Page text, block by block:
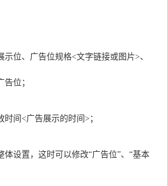
示位、广告位规格<文字链接或图片>、
位；
时间<广告展示的时间>；
体设置，这时可以修改“广告位”、“基本